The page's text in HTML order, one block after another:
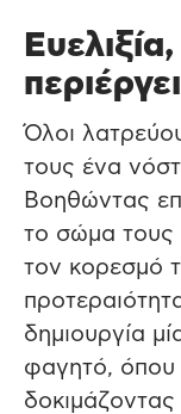
Όλοι
τους ένα
Βοηθώντας
το σώμα τους
τον κορεσμό
δημιουργία
φαγητό, όπου